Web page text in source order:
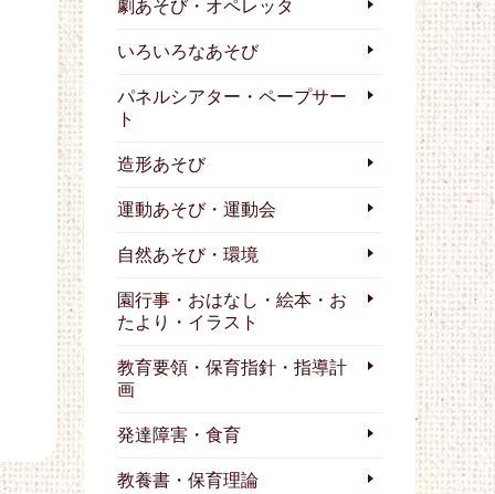
劇あそび・オペレッタ
いろいろなあそび
パネルシアター・ペープサー
ト
造形あそび
運動あそび・運動会
自然あそび・環境
園行事・おはなし・絵本・お
たより・イラスト
教育要領・保育指針・指導計
画
発達障害・食育
教養書・保育理論